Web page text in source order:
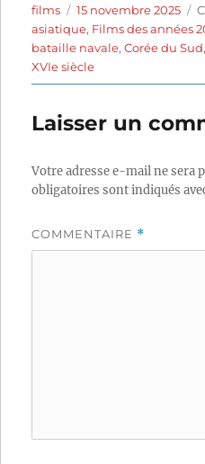
Auteur
films
Publié
le
15 novembre 2025
asiatique, Films des années
bataille navale,Corée du Sud,
XVIe siècle
Laisser un
Votre adresse e-mail ne sera
obligatoires sont indiqués
COMMENTAIRE *